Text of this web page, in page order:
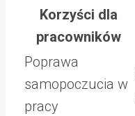
Korzyści dla
pracowników
Poprawa
samopoczucia w
pracy